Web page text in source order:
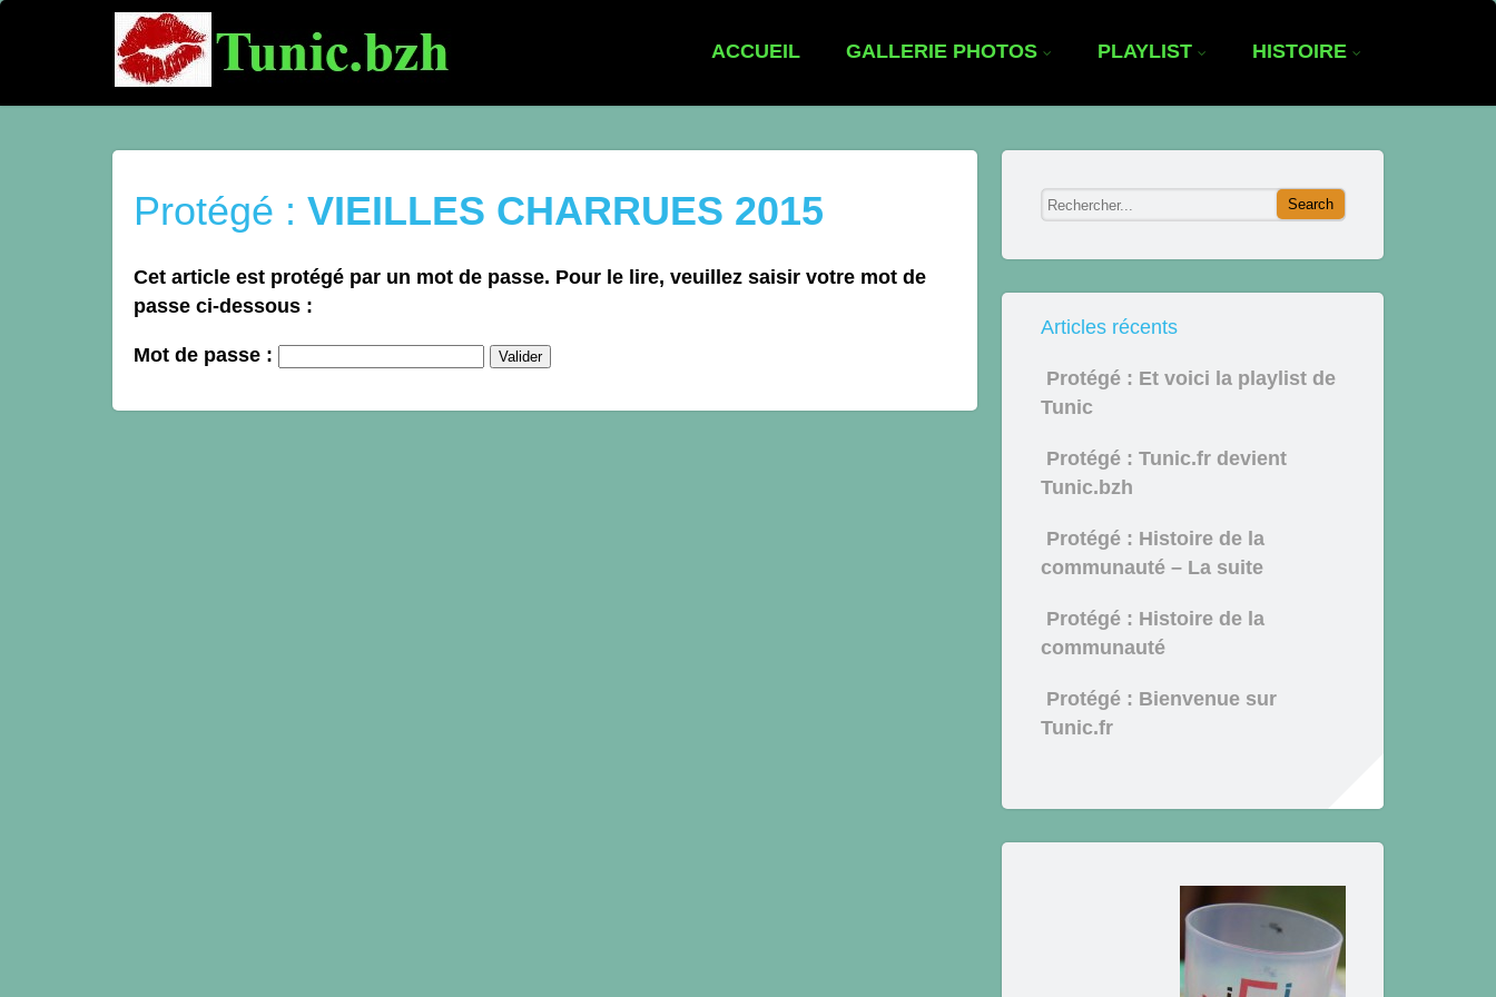
ACCUEIL GALLERIE PHOTOS PLAYLIST HISTOIRE
Protégé :VIEILLES CHARRUES 2015
Cet article est protégé par un mot de passe. Pour le lire, veuillez saisir votre mot de
passe ci-dessous :
Mot de passe :
Articles récents
Protégé : Et voici la playlist de
Tunic
Protégé : Tunic.fr devient
Tunic.bzh
Protégé : Histoire de la
communauté – La suite
Protégé : Histoire de la
communauté
Protégé : Bienvenue sur
Tunic.fr